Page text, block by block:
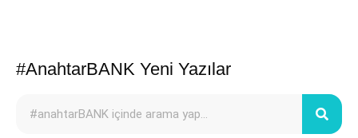
#AnahtarBANK Yeni Yazılar